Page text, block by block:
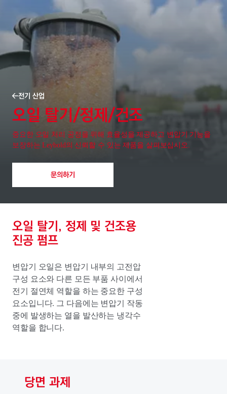
전기 산업
오일 탈기/정제/건조
중요한 오일 처리 공정을 위해 효율성을 제공하고 변압기 기능을
보장하는 Leybold의 신뢰할 수 있는 제품을 살펴보십시오.
문의하기
오일 탈기, 정제 및 건조용
진공 펌프
변압기 오일은 변압기 내부의 고전압
구성 요소와 다른 모든 부품 사이에서
전기 절연체 역할을 하는 중요한 구성
요소입니다. 그 다음에는 변압기 작동
중에 발생하는 열을 발산하는 냉각수
역할을 합니다.
당면 과제